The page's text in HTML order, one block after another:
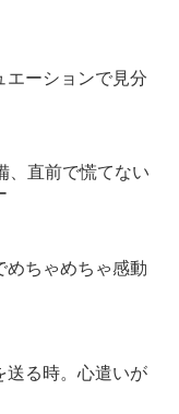
エーションで見分
、直前で慌てない
めちゃめちゃ感動
送る時。心遣いが